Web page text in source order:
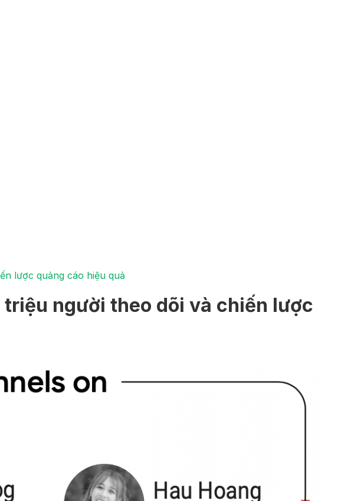
lược quảng cáo hiệu quả
người theo dõi và chiến lược